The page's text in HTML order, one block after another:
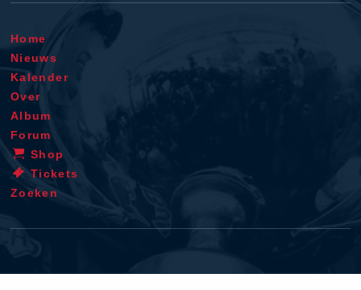
Home
Nieuws
Kalender
Over
Album
Forum
Shop
Tickets
Zoeken